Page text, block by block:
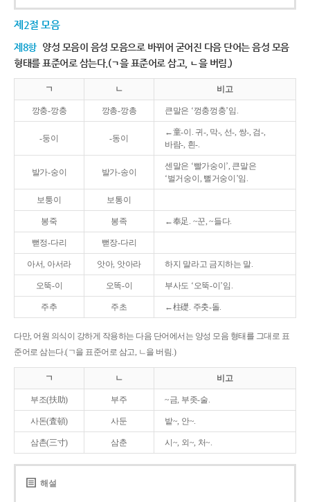
제2절 모음
제8항 양성 모음이 음성 모음으로 바뀌어 굳어진 다음 단어는 음성 모음
형태를 표준어로 삼는다.(ㄱ을 표준어로 삼고, ㄴ을 버림.)
ㄱ ㄴ 비고
깡충-깡충 깡총-깡총 큰말은 ‘껑충껑충’임.
-둥이 -동이
←童-이. 귀-, 막-, 선-, 쌍-, 검-,
바람-, 흰-.
발가-숭이 발가-송이
센말은 ‘빨가숭이’, 큰말은
‘벌거숭이, 뻘거숭이’임.
보퉁이 보통이
봉죽 봉족 ←奉足. ~꾼, ~들다.
뻗정-다리 뻗장-다리
아서, 아서라 앗아, 앗아라 하지 말라고 금지하는 말.
오뚝-이 오똑-이 부사도 ‘오뚝-이’임.
주추 주초 ←柱礎. 주춧-돌.
다만, 어원 의식이 강하게 작용하는 다음 단어에서는 양성 모음 형태를 그대로 표
준어로 삼는다.(ㄱ을 표준어로 삼고, ㄴ을 버림.)
ㄱ ㄴ 비고
부조(扶助) 부주 ~금, 부좃-술.
사돈(査頓) 사둔 밭~, 안~.
삼촌(三寸) 삼춘 시~, 외~, 처~.
해설